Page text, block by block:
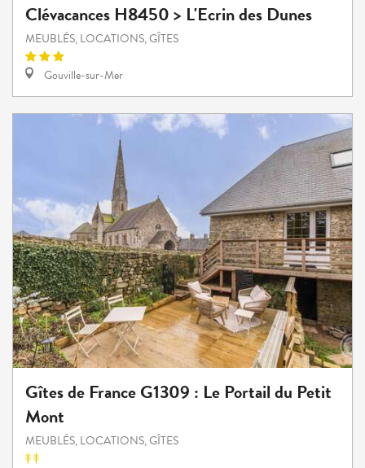
Clévacances H8450 > L'Ecrin des Dunes
MEUBLÉS, LOCATIONS, GÎTES
Gouville-sur-Mer
Gîtes de France G1309 : Le Portail du Petit
Mont
MEUBLÉS, LOCATIONS, GÎTES